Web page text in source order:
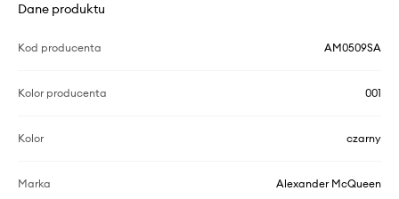
Dane produktu
Kod producenta AM0509SA
Kolor producenta 001
Kolor czarny
Marka Alexander McQueen